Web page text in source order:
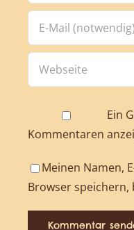
Ein
Kommentaren
Meinen Namen,
Browser